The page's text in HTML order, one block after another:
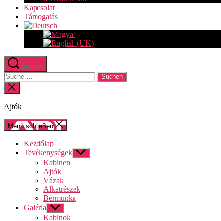
Kapcsolat
Támogatás
Suchen
Suche
nach:
Suche
schließen
Ajtók
Menü schließen
Kezdőlap
Tevékenységek Untermenü
anzeigen
Kabinen
Ajtók
Vázak
Alkatrészek
Bérmunka
Galéria Untermenü
anzeigen
Kabinok